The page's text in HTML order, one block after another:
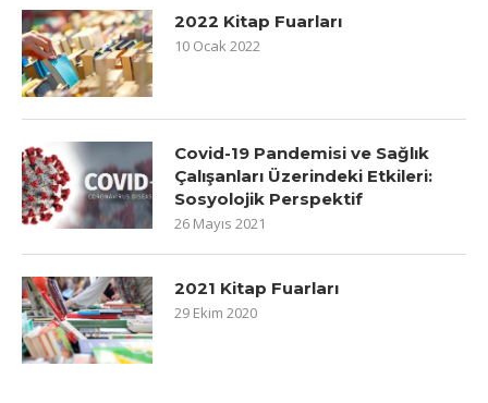
2022 Kitap Fuarları
10 Ocak 2022
Covid-19 Pandemisi ve Sağlık
Çalışanları Üzerindeki Etkileri:
Sosyolojik Perspektif
26 Mayıs 2021
2021 Kitap Fuarları
29 Ekim 2020